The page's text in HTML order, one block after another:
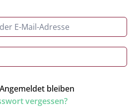
Angemeldet bleiben
vergessen?